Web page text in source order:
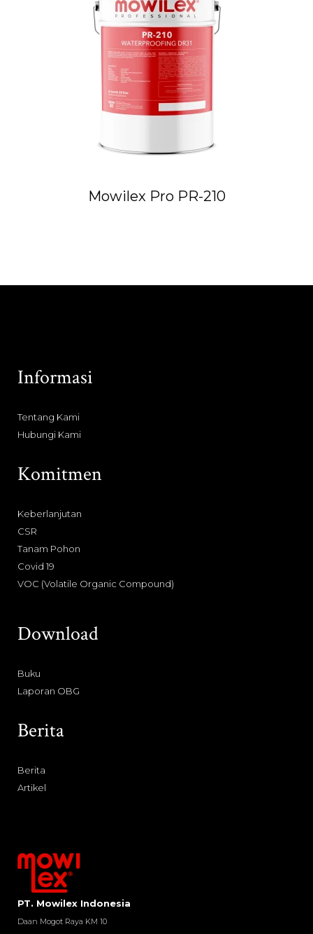
Mowilex Pro PR-210
Informasi
Tentang Kami
Hubungi Kami
Komitmen
Keberlanjutan
CSR
Tanam Pohon
Covid 19
VOC (Volatile Organic Compound)
Download
Buku
Laporan OBG
Berita
Berita
Artikel
PT. Mowilex Indonesia
Daan Mogot Raya KM 10